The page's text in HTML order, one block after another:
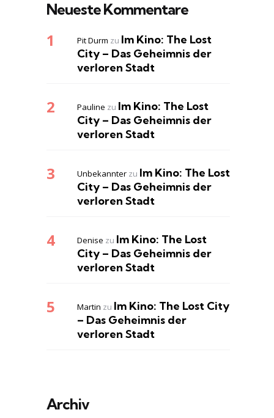
Neueste Kommentare
Pit Durm zu Im Kino: The Lost
City – Das Geheimnis der
verloren Stadt
Pauline zu Im Kino: The Lost
City – Das Geheimnis der
verloren Stadt
Unbekannter zu Im Kino: The Lost
City – Das Geheimnis der
verloren Stadt
Denise zu Im Kino: The Lost
City – Das Geheimnis der
verloren Stadt
Martin zu Im Kino: The Lost City
– Das Geheimnis der
verloren Stadt
Archiv